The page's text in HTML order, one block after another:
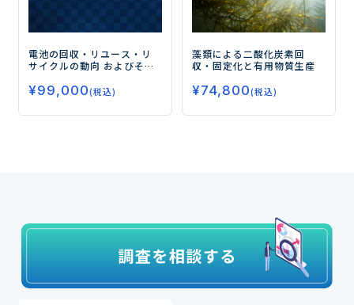
電池の回収・リユース・リ
サイクルの動向 およびその
¥99,000(税込)
藻類による二酸化炭素回
収・固定化と有用物質生産
¥74,800(税込)
最近見た商品